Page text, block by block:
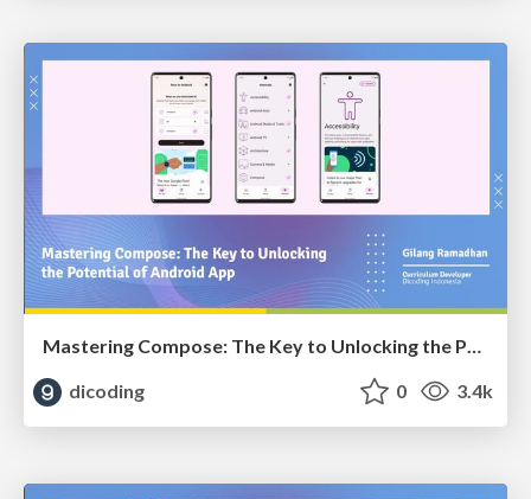
Mastering Compose: The Key to Unlocking the Potential of Android App
dicoding
0 3.4k